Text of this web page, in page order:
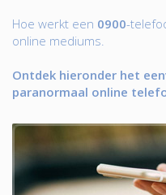
Hoe werkt een 0900-
online mediums.
Ontdek hieronder het
paranormaal online